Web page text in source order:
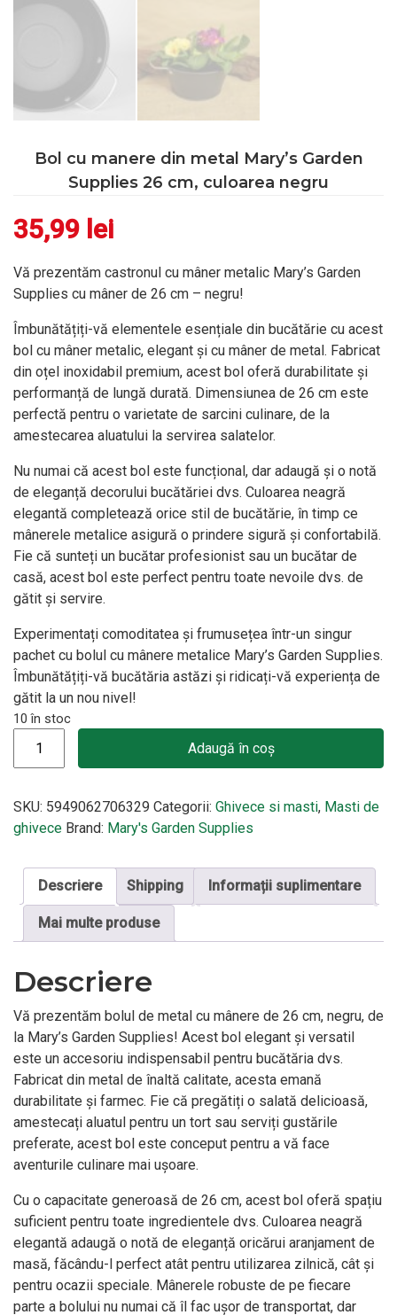
Bol cu manere din metal Mary’s Garden
Supplies 26 cm, culoarea negru
35,99 lei
Vă prezentăm castronul cu mâner metalic Mary’s Garden
Supplies cu mâner de 26 cm – negru!
Îmbunătățiți-vă elementele esențiale din bucătărie cu acest
bol cu mâner metalic, elegant și cu mâner de metal. Fabricat
din oțel inoxidabil premium, acest bol oferă durabilitate și
performanță de lungă durată. Dimensiunea de 26 cm este
perfectă pentru o varietate de sarcini culinare, de la
amestecarea aluatului la servirea salatelor.
Nu numai că acest bol este funcțional, dar adaugă și o notă
de eleganță decorului bucătăriei dvs. Culoarea neagră
elegantă completează orice stil de bucătărie, în timp ce
mânerele metalice asigură o prindere sigură și confortabilă.
Fie că sunteți un bucătar profesionist sau un bucătar de
casă, acest bol este perfect pentru toate nevoile dvs. de
gătit și servire.
Experimentați comoditatea și frumusețea într-un singur
pachet cu bolul cu mânere metalice Mary’s Garden Supplies.
Îmbunătățiți-vă bucătăria astăzi și ridicați-vă experiența de
gătit la un nou nivel!
10 în stoc
Adaugă în coș
SKU: 5949062706329 Categorii: Ghivece si masti, Masti de
ghivece Brand: Mary's Garden Supplies
Descriere Shipping Informații suplimentare
Mai multe produse
Descriere
Vă prezentăm bolul de metal cu mânere de 26 cm, negru, de
la Mary’s Garden Supplies! Acest bol elegant și versatil
este un accesoriu indispensabil pentru bucătăria dvs.
Fabricat din metal de înaltă calitate, acesta emană
durabilitate și farmec. Fie că pregătiți o salată delicioasă,
amestecați aluatul pentru un tort sau serviți gustările
preferate, acest bol este conceput pentru a vă face
aventurile culinare mai ușoare.
Cu o capacitate generoasă de 26 cm, acest bol oferă spațiu
suficient pentru toate ingredientele dvs. Culoarea neagră
elegantă adaugă o notă de eleganță oricărui aranjament de
masă, făcându-l perfect atât pentru utilizarea zilnică, cât și
pentru ocazii speciale. Mânerele robuste de pe fiecare
parte a bolului nu numai că îl fac ușor de transportat, dar